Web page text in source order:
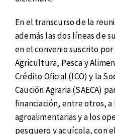
En el transcurso de la
además las dos líneas de
en el convenio suscrito
Agricultura, Pesca y
Crédito Oficial (ICO) y la
Caución Agraria (SAECA)
financiación, entre otros, a
agroalimentarias y a los
pesquero y acuícola, con